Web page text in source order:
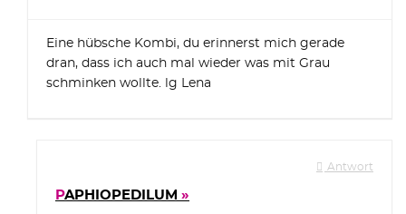
Eine hübsche Kombi, du erinnerst mich gerade
dran, dass ich auch mal wieder was mit Grau
schminken wollte. lg Lena
Antwort
PAPHIOPEDILUM